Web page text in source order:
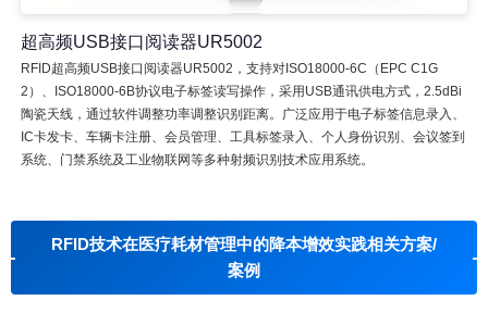
超高频USB接口阅读器UR5002
RFID超高频USB接口阅读器UR5002，支持对ISO18000-6C（EPC C1G
2）、ISO18000-6B协议电子标签读写操作，采用USB通讯供电方式，2.5dBi
陶瓷天线，通过软件调整功率调整识别距离。广泛应用于电子标签信息录入、
IC卡发卡、车辆卡注册、会员管理、工具标签录入、个人身份识别、会议签到
系统、门禁系统及工业物联网等多种射频识别技术应用系统。
RFID技术在医疗耗材管理中的降本增效实践相关方案/
案例